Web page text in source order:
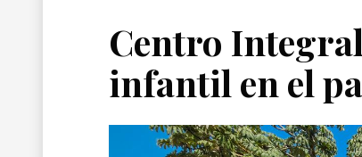
Centro
infantil en el